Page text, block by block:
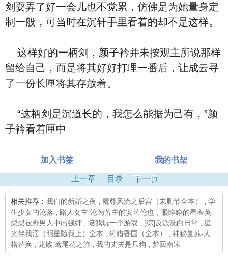
剑耍弄了好一会儿也不觉累，仿佛是为她量身定
制一般，可当时在沉轩手里看着的却不是这样。
这样好的一柄剑，颜子衿并未按观主所说那样
留给自己，而是将其好好打理一番后，让成云寻
了一份长匣将其存放着。
“这柄剑是沉道长的，我怎么能据为己有，”颜
子衿看着匣中
加入书签 我的书架
上一章 目录 下一页
相关推荐： 我们的新婚之夜 魔尊风流之后宫（未删节全本）
学
生少女的沦落
路人女主 沦为苦主的安艺伦也，眼睁睁的看着英
梨梨被野男人中出强奸
陪我玩一个游戏 [综]反派洗白日常
星
光伴我淫（明星随我上）全本
狩猎香国（全本）
神秘复苏-人
格替换
龙族 鸢尾花之旅 我的丈夫是只狗 梦回南宋